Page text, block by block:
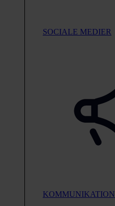
SOCIALE MEDIER
KOMMUNIKATION